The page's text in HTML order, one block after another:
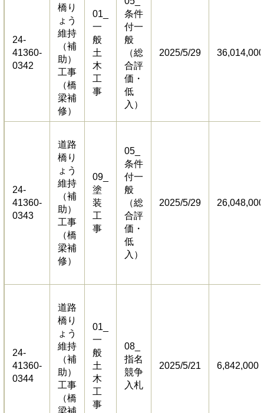
24-
41360-
0342
橋り
ょう
維持
（補
助）
工事
（橋
梁補
修）
01_
一
般
土
木
工
事
条件
付一
般
（総
合評
価・
低
入）
2025/5/29 36,014,000
24-
41360-
0343
道路
橋り
ょう
維持
（補
助）
工事
（橋
梁補
修）
09_
塗
装
工
事
​05_
条件
付一
般
（総
合評
価・
低
入）
2025/5/29 26,048,000
24-
41360-
0344
道路
橋り
ょう
維持
（補
助）
工事
（橋
梁補
01_
一
般
土
木
工
事
​08_
指名
競争
入札
2025/5/21 6,842,000